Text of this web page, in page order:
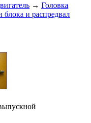
→ Головка
и распредвал